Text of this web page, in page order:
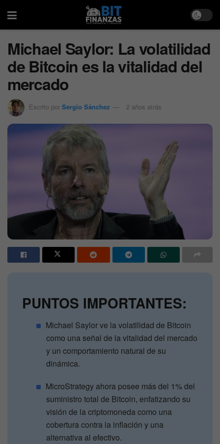
Michael Saylor: La volatilidad
de Bitcoin es la vitalidad del
mercado
Escrito por Sergio Sánchez 2 años atrás
PUNTOS IMPORTANTES:
Michael Saylor ve la volatilidad de Bitcoin
como una señal de la vitalidad del mercado
y un comportamiento natural de su
dinámica.
MicroStrategy ahora posee más del 1% del
suministro total de Bitcoin, enfatizando su
visión de la criptomoneda como una
cobertura contra la inflación y una
alternativa al efectivo.